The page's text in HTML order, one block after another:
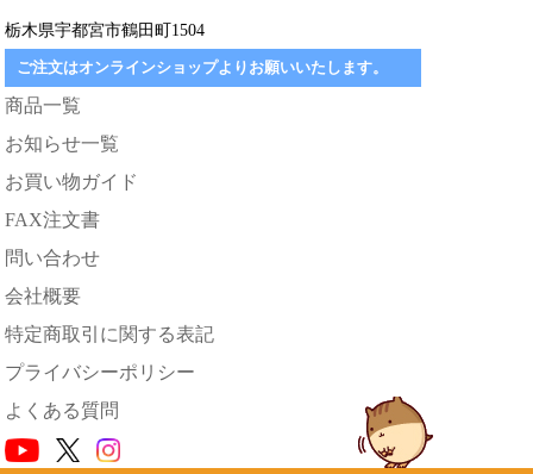
栃木県宇都宮市鶴田町1504
ご注文はオンラインショップよりお願いいたします。
商品一覧
お知らせ一覧
お買い物ガイド
FAX注文書
問い合わせ
会社概要
特定商取引に関する表記
プライバシーポリシー
よくある質問